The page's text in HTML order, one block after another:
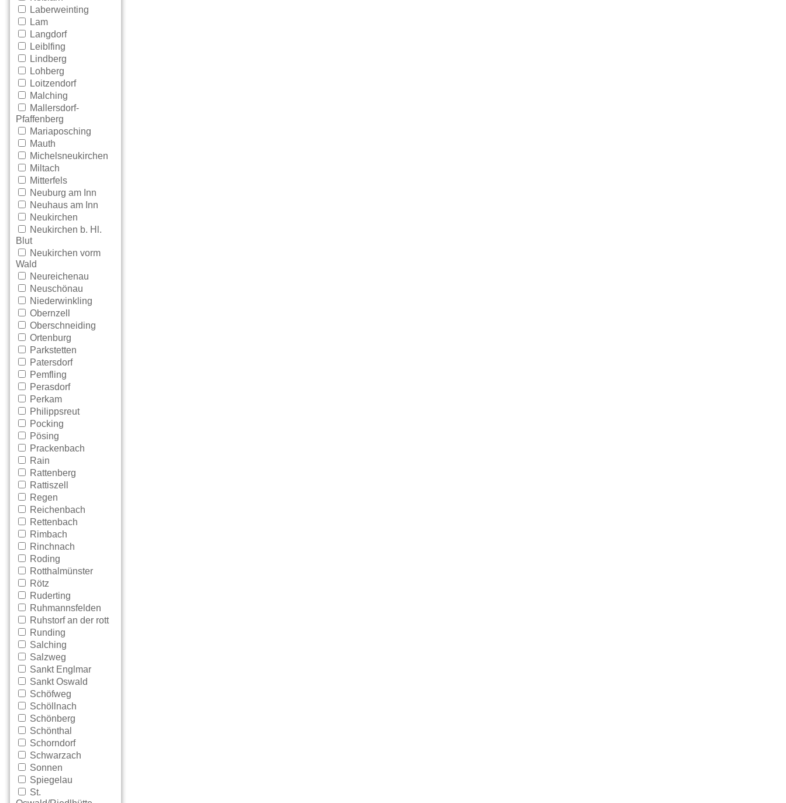
Laberweinting
Lam
Langdorf
Leiblfing
Lindberg
Lohberg
Loitzendorf
Malching
Mallersdorf-
Pfaffenberg
Mariaposching
Mauth
Michelsneukirchen
Miltach
Mitterfels
Neuburg am Inn
Neuhaus am Inn
Neukirchen
Neukirchen b. Hl.
Blut
Neukirchen vorm
Wald
Neureichenau
Neuschönau
Niederwinkling
Obernzell
Oberschneiding
Ortenburg
Parkstetten
Patersdorf
Pemfling
Perasdorf
Perkam
Philippsreut
Pocking
Pösing
Prackenbach
Rain
Rattenberg
Rattiszell
Regen
Reichenbach
Rettenbach
Rimbach
Rinchnach
Roding
Rotthalmünster
Rötz
Ruderting
Ruhmannsfelden
Ruhstorf an der rott
Runding
Salching
Salzweg
Sankt Englmar
Sankt Oswald
Schöfweg
Schöllnach
Schönberg
Schönthal
Schorndorf
Schwarzach
Sonnen
Spiegelau
St.